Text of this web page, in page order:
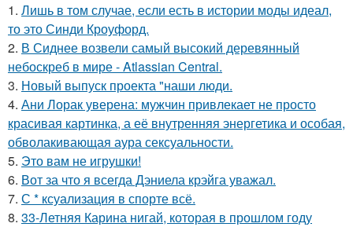
1. Лишь в том случае, если есть в истории моды идеал,
то это Синди Кроуфорд.
2. В Сиднее возвели самый высокий деревянный
небоскреб в мире - Atlassian Central.
3. Новый выпуск проекта "наши люди.
4. Ани Лорак уверена: мужчин привлекает не просто
красивая картинка, а её внутренняя энергетика и особая,
обволакивающая аура сексуальности.
5. Это вам не игрушки!
6. Вот за что я всегда Дэниела крэйга уважал.
7. С * ксуализация в спорте всё.
8. 33-Летняя Карина нигай, которая в прошлом году